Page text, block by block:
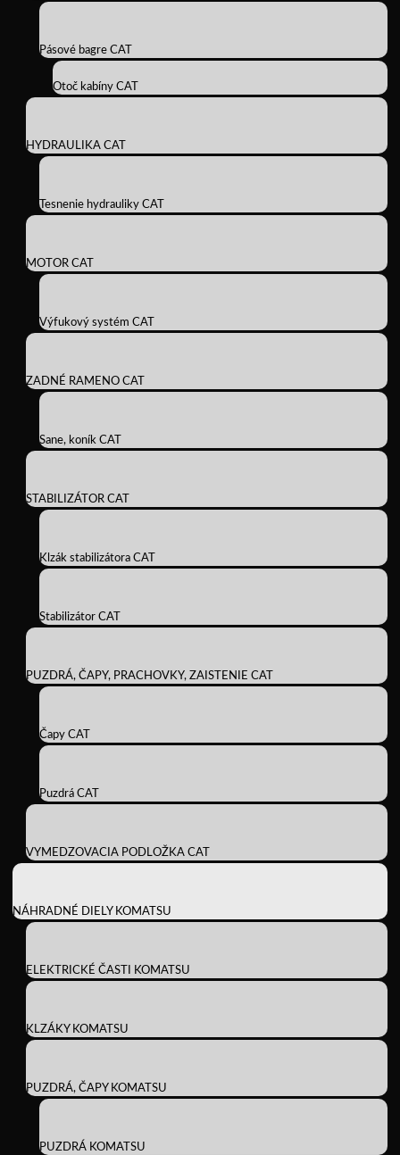
Pásové bagre CAT
Otoč kabíny CAT
HYDRAULIKA CAT
Tesnenie hydrauliky CAT
MOTOR CAT
Výfukový systém CAT
ZADNÉ RAMENO CAT
Sane, koník CAT
STABILIZÁTOR CAT
Klzák stabilizátora CAT
Stabilizátor CAT
PUZDRÁ, ČAPY, PRACHOVKY, ZAISTENIE CAT
Čapy CAT
Puzdrá CAT
VYMEDZOVACIA PODLOŽKA CAT
NÁHRADNÉ DIELY KOMATSU
ELEKTRICKÉ ČASTI KOMATSU
KLZÁKY KOMATSU
PUZDRÁ, ČAPY KOMATSU
PUZDRÁ KOMATSU